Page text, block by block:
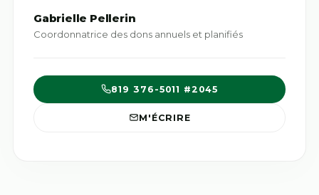
Gabrielle Pellerin
Coordonnatrice des dons annuels et planifiés
819 376-5011 #2045
M'ÉCRIRE